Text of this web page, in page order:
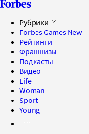
Рубрики
Forbes Games New
Рейтинги
Франшизы
Подкасты
Видео
Life
Woman
Sport
Young